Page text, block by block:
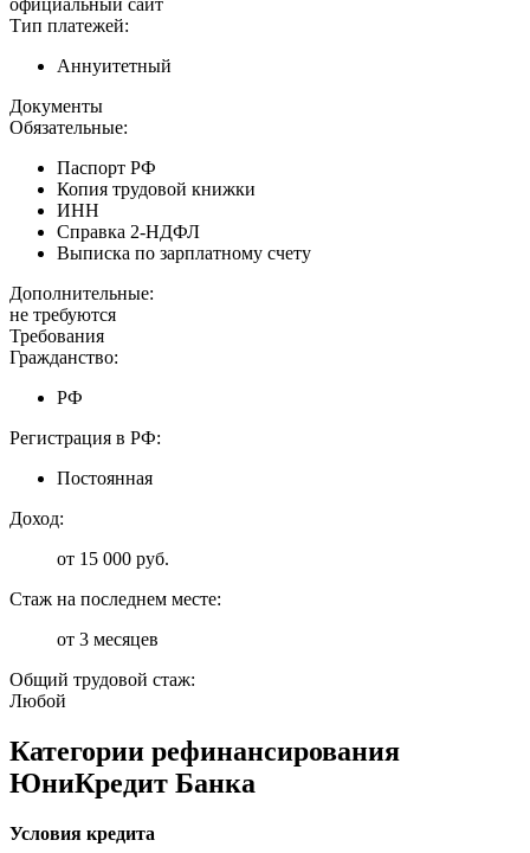
Тип платежей:
Аннуитетный
Документы
Обязательные:
Паспорт РФ
Копия трудовой книжки
ИНН
Справка 2-НДФЛ
Выписка по зарплатному счету
Дополнительные:
не требуются
Требования
Гражданство:
РФ
Регистрация в РФ:
Постоянная
Доход:
от 15 000 руб.
Стаж на последнем месте:
от 3 месяцев
Общий трудовой стаж:
Любой
Категории рефинансирования
ЮниКредит Банка
Условия кредита